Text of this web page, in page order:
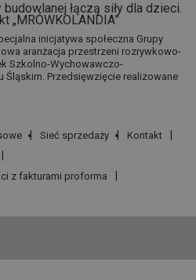
łączą siły dla dzieci.
„MRÓWKOLANDIA”
inicjatywa społeczna Grupy
aranżacja przestrzeni rozrywkowo-
Szkolno-Wychowawczo-
Śląskim. Przedsięwzięcie realizowane
Sieć sprzedaży
Kontakt
z fakturami proforma